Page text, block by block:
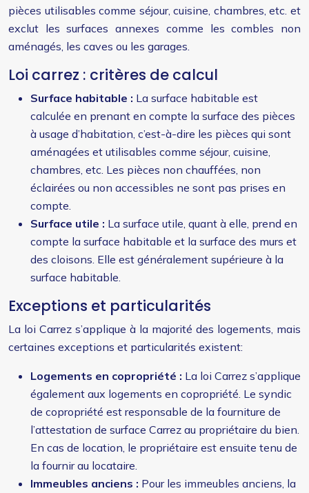
pièces utilisables comme séjour, cuisine, chambres, etc. et
exclut les surfaces annexes comme les combles non
aménagés, les caves ou les garages.
Loi carrez : critères de calcul
Surface habitable : La surface habitable est
calculée en prenant en compte la surface des pièces
à usage d’habitation, c’est-à-dire les pièces qui sont
aménagées et utilisables comme séjour, cuisine,
chambres, etc. Les pièces non chauffées, non
éclairées ou non accessibles ne sont pas prises en
compte.
Surface utile : La surface utile, quant à elle, prend en
compte la surface habitable et la surface des murs et
des cloisons. Elle est généralement supérieure à la
surface habitable.
Exceptions et particularités
La loi Carrez s’applique à la majorité des logements, mais
certaines exceptions et particularités existent:
Logements en copropriété : La loi Carrez s’applique
également aux logements en copropriété. Le syndic
de copropriété est responsable de la fourniture de
l’attestation de surface Carrez au propriétaire du bien.
En cas de location, le propriétaire est ensuite tenu de
la fournir au locataire.
Immeubles anciens : Pour les immeubles anciens, la